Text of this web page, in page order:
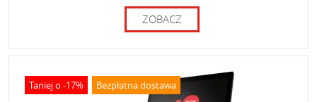
ZOBACZ
Taniej o -17% Bezpłatna dostawa